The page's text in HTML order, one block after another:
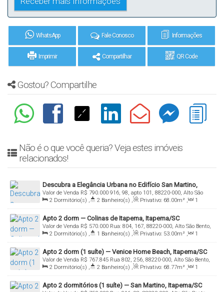
WhatsApp Fale Conosco Informações
Imprimir Compartilhar QR Code
Gostou? Compartilhe
Não é o que você queria? Veja estes imóveis
relacionados!
Descubra a Elegância Urbana no Edifício San Martino,
Itapema!
R$ 790.000
Valor de Venda
916, 98, apto 101, 88220-000, Alto São
Bento, Itapema, Santa Catarina, Brasil
2 Dormitório(s) , 2 Banheiro(s) , Privativo: 68.00m² ,
1
Sala(s) , 2 Suíte(s) , Total: 70.00m² , 1 Vaga(s) ,
Útil:
70.00m²
Apto 2 dorm — Colinas de Itapema, Itapema/SC
R$ 570.000
Valor de Venda
Rua: 804, 167, 88220-000, Alto São Bento,
Itapema, Santa Catarina, Brasil
2 Dormitório(s) , 1 Banheiro(s) , Privativo: 53.00m² ,
1
Sala(s) , 1 Vaga(s)
Apto 2 dorm (1 suíte) — Venice Home Beach, Itapema/SC
R$ 767.845
Valor de Venda
Rua 802, 256, 88220-000, Alto São Bento,
Itapema, Santa Catarina, Brasil
2 Dormitório(s) , 2 Banheiro(s) , Privativo: 68.77m² ,
1
Sala(s) , 1 Suíte(s) , 1 Vaga(s)
Apto 2 dormitórios (1 suíte) — San Martino, Itapema/SC